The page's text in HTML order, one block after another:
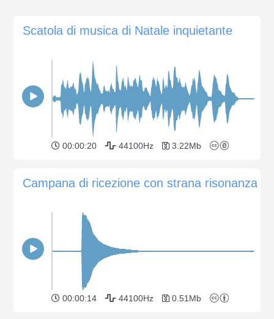
Scatola di musica di Natale inquietante
00:00:20 44100Hz 3.22Mb
Campana di ricezione con strana risonanza
00:00:14 44100Hz 0.51Mb